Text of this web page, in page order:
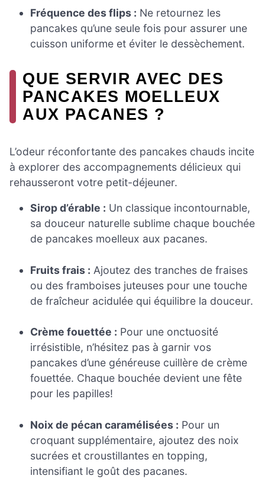
Fréquence des flips : Ne retournez les
pancakes qu’une seule fois pour assurer une
cuisson uniforme et éviter le dessèchement.
QUE SERVIR AVEC DES
PANCAKES MOELLEUX
AUX PACANES ?
L’odeur réconfortante des pancakes chauds incite
à explorer des accompagnements délicieux qui
rehausseront votre petit-déjeuner.
Sirop d’érable : Un classique incontournable,
sa douceur naturelle sublime chaque bouchée
de pancakes moelleux aux pacanes.
Fruits frais : Ajoutez des tranches de fraises
ou des framboises juteuses pour une touche
de fraîcheur acidulée qui équilibre la douceur.
Crème fouettée : Pour une onctuosité
irrésistible, n’hésitez pas à garnir vos
pancakes d’une généreuse cuillère de crème
fouettée. Chaque bouchée devient une fête
pour les papilles!
Noix de pécan caramélisées : Pour un
croquant supplémentaire, ajoutez des noix
sucrées et croustillantes en topping,
intensifiant le goût des pacanes.